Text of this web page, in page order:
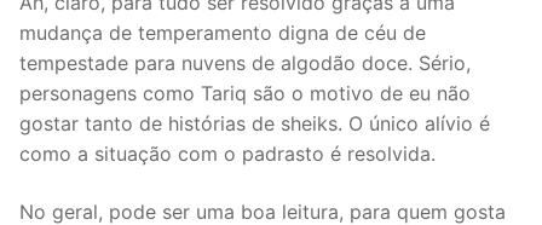
mudança de temperamento digna de céu de
tempestade para nuvens de algodão doce. Sério,
personagens como Tariq são o motivo de eu não
gostar tanto de histórias de sheiks. O único alívio é
como a situação com o padrasto é resolvida.
No geral, pode ser uma boa leitura, para quem gosta